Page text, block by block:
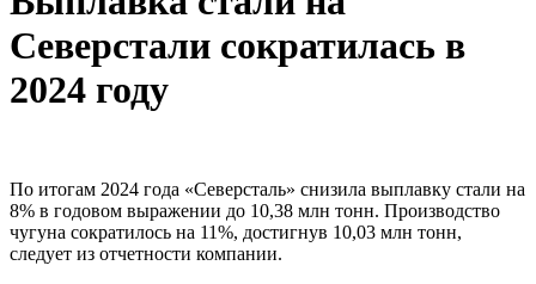
Северстали сократилась в
2024 году
По итогам 2024 года «Северсталь» снизила выплавку стали на
8% в годовом выражении до 10,38 млн тонн. Производство
чугуна сократилось на 11%, достигнув 10,03 млн тонн,
следует из отчетности компании.